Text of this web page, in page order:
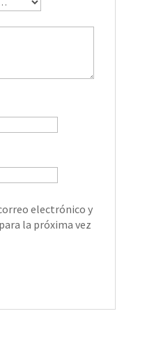
electrónico y
la próxima vez